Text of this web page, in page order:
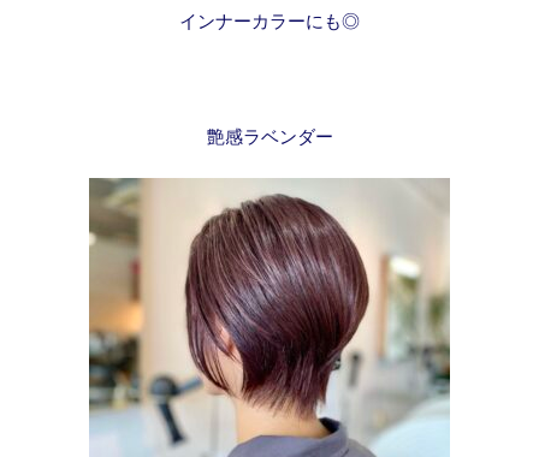
インナーカラーにも◎
艶感ラベンダー